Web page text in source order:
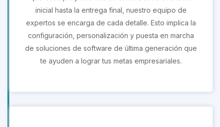
inicial hasta la entrega final, nuestro equipo de
expertos se encarga de cada detalle. Esto implica la
configuración, personalización y puesta en marcha
de soluciones de software de última generación que
te ayuden a lograr tus metas empresariales.